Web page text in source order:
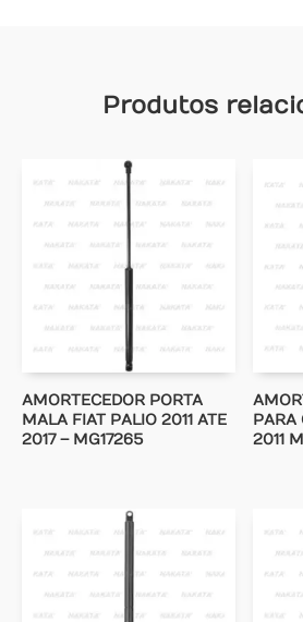
Produtos
AMORTECEDOR PORTA
MALA FIAT PALIO 2011 ATE
2017 – MG17265
PARA
2011